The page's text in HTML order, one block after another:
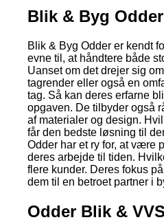
Blik & Byg Odder
Blik & Byg Odder er kendt
evne til, at håndtere både
Uanset om det drejer sig
tagrender eller også en
tag. Så kan deres erfarne
opgaven. De tilbyder også
af materialer og design.
får den bedste løsning til
Odder har et ry for, at være
deres arbejde til tiden.
flere kunder. Deres fokus
dem til en betroet partner i
Odder Blik &